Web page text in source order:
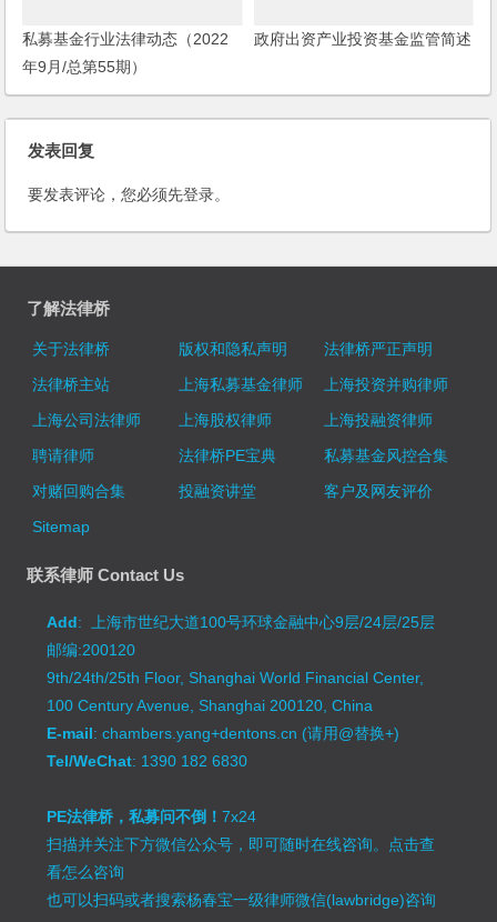
私募基金行业法律动态（2022
年9月/总第55期）
政府出资产业投资基金监管简述
发表回复
要发表评论，您必须先登录。
了解法律桥
关于法律桥 版权和隐私声明
法律桥严正声明
法律桥主站
上海私募基金律师
上海投资并购律师
上海公司法律师
上海股权律师
上海投融资律师
聘请律师
法律桥PE宝典
私募基金风控合集
对赌回购合集
投融资讲堂
客户及网友评价
Sitemap
联系律师 Contact Us
Add: 上海市世纪大道100号环球金融中心9层/24层/25层
邮编:200120
9th/24th/25th Floor, Shanghai World Financial Center,
100 Century Avenue, Shanghai 200120, China
E-mail: chambers.yang+dentons.cn (请用@替换+)
Tel/WeChat: 1390 182 6830
PE法律桥，私募问不倒！7x24
扫描并关注下方微信公众号，即可随时在线咨询。 点击查
看怎么咨询
也可以扫码或者搜索杨春宝一级律师微信(lawbridge)咨询